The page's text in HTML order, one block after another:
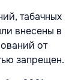
табачных
внесены в
от
запрещен.